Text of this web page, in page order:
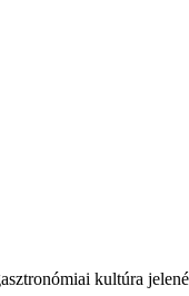
kultúra